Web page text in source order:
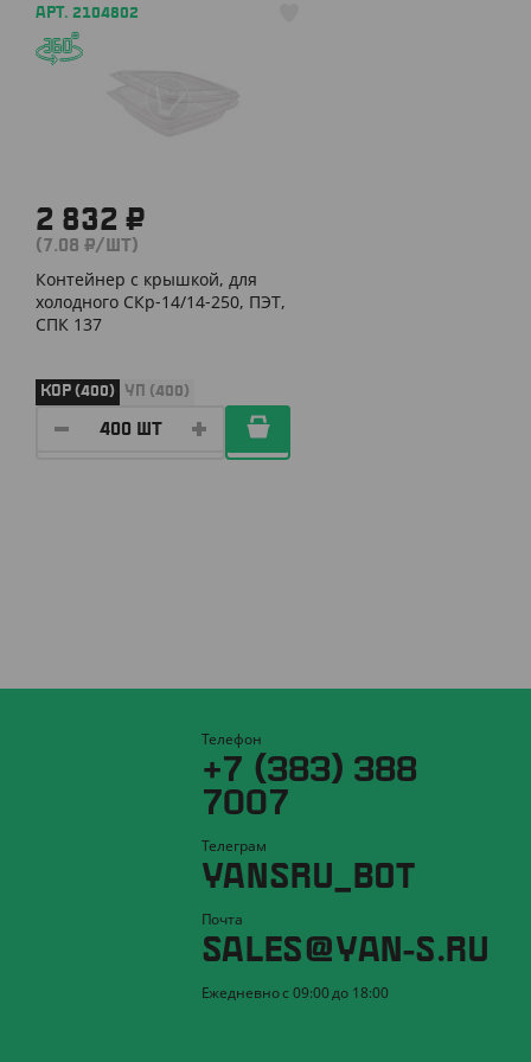
АРТ. 2104802
2 832 ₽
(7.08 ₽/ШТ)
Контейнер с крышкой, для
холодного СКр-14/14-250, ПЭТ,
СПК 137
КОР (400) УП (400)
Телефон
+7 (383) 388
7007
Телеграм
YANSRU_BOT
Почта
SALES@YAN-S.RU
Ежедневно с 09:00 до 18:00